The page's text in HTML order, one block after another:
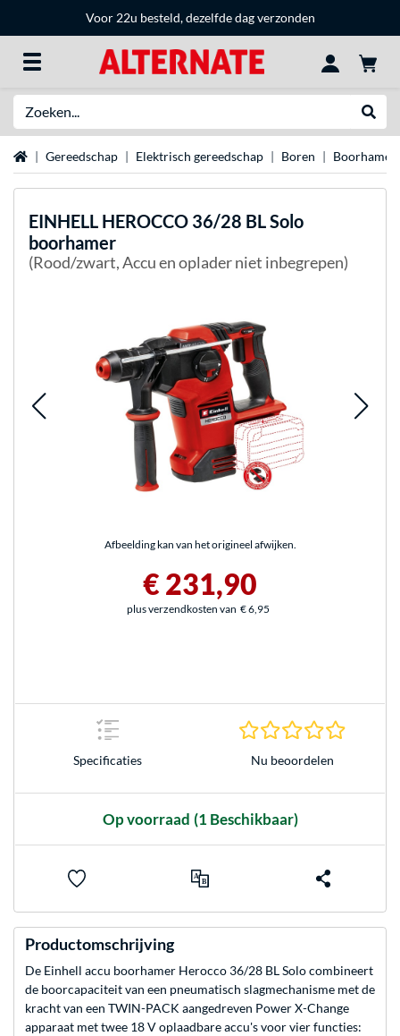
Voor 22u besteld, dezelfde dag verzonden
HomeGereedschap Elektrisch gereedschap Boren
EINHELL HEROCCO 36/28 BL Solo
boorhamer
(Rood/zwart, Accu en oplader niet inbegrepen)
Afbeelding kan van het origineel afwijken.
€ 231,90
plus verzendkosten van € 6,95
Specificaties Nu beoordelen
Op voorraad (1 Beschikbaar)
Productomschrijving
De Einhell accu boorhamer Herocco 36/28 BL Solo combineert
de boorcapaciteit van een pneumatisch slagmechanisme met de
kracht van een TWIN-PACK aangedreven Power X-Change
apparaat met twee 18 V oplaadbare accu's voor vier functies: